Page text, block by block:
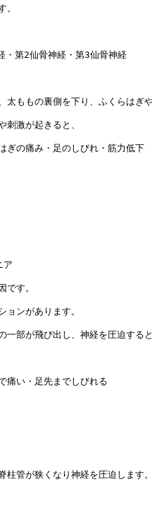
。
・第2仙骨神経・第3仙骨神経
太ももの裏側を下り、ふくらはぎ
刺激が起きると、
ぎの痛み・足のしびれ・筋力低下
ア
です。
ョンがあります。
一部が飛び出し、神経を圧迫する
痛い・足先までしびれる
柱管が狭くなり神経を圧迫します